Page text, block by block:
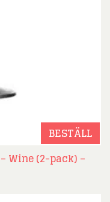
BESTÄLL
Wine (2-pack) –